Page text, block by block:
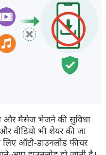
और मैसेज भेजने की सुविधा
वीडियो भी शेयर की जा
ऑटो-डाउनलोड फीचर